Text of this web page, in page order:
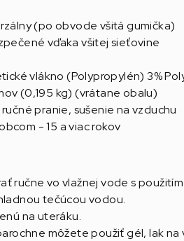
(po obvode všitá gumička)
vďaka všitej sieťovine
vlákno (Polypropylén) 3%
(0,195 kg) (vrátane obalu)
pranie, sušenie na vzduchu
- 15 a viac rokov
ručne vo vlažnej vode s
tečúcou vodou.
na uteráku.
môžete použiť gél, lak na